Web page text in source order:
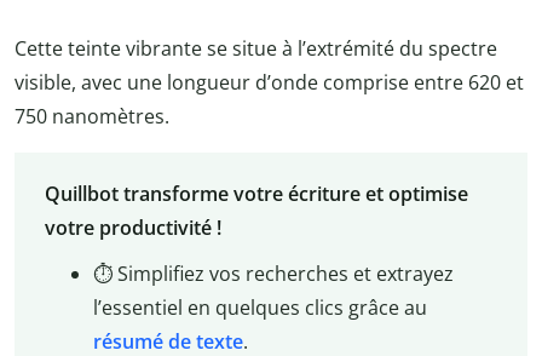
Cette teinte vibrante se situe à l’extrémité du spectre
visible, avec une longueur d’onde comprise entre 620 et
750 nanomètres.
Quillbot transforme votre écriture et optimise
votre productivité !
⏱️ Simplifiez vos recherches et extrayez
l’essentiel en quelques clics grâce au
résumé de texte.